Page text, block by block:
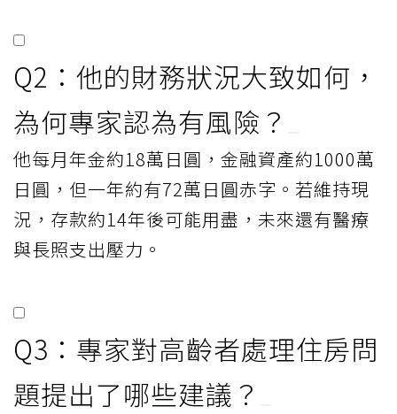
Q2：他的財務狀況大致如何，
為何專家認為有風險？
他每月年金約18萬日圓，金融資產約1000萬
日圓，但一年約有72萬日圓赤字。若維持現
況，存款約14年後可能用盡，未來還有醫療
與長照支出壓力。
Q3：專家對高齡者處理住房問
題提出了哪些建議？